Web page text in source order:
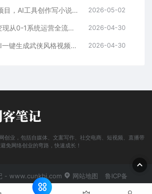
26年最新风口项目，AI工具创作写小说，轻松实现日入1000+ 2026-05-02
公众号流量主变现从0-1系统运营全流程讲解！ 2026-04-30
最新：视频号AI一键生成武侠风格视频，狂撸视频号分成收益，学完轻松日入1000+ 2026-04-30
创业，包括自媒体、文案写作、社交电商、短视频、直播带
免网络创业的弯路，快速成长！
- www.cunkbj.com 网站地图
鲁ICP备